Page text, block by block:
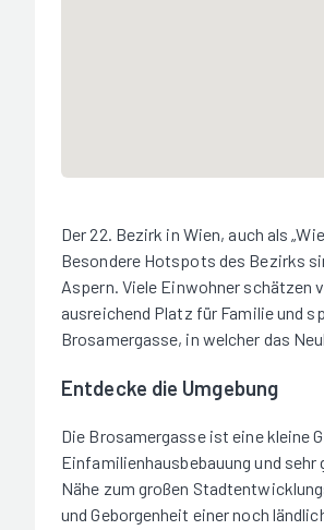
Der 22. Bezirk in Wien, auch als
Besondere Hotspots des Bezirks
Aspern. Viele Einwohner schätzen
ausreichend Platz für Familie und
Brosamergasse, in welcher das
Entdecke die Umgebung
Die Brosamergasse ist eine kleine
Einfamilienhausbebauung und
Nähe zum großen
und Geborgenheit einer noch